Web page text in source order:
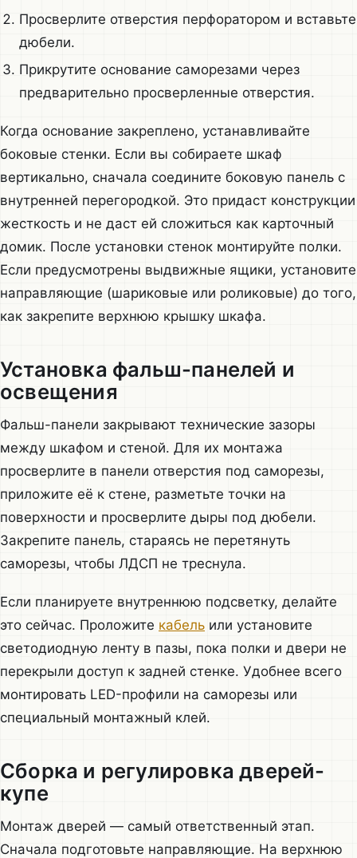
Просверлите отверстия перфоратором и вставьте
дюбели.
Прикрутите основание саморезами через
предварительно просверленные отверстия.
Когда основание закреплено, устанавливайте
боковые стенки. Если вы собираете шкаф
вертикально, сначала соедините боковую панель с
внутренней перегородкой. Это придаст конструкции
жесткость и не даст ей сложиться как карточный
домик. После установки стенок монтируйте полки.
Если предусмотрены выдвижные ящики, установите
направляющие (шариковые или роликовые) до того,
как закрепите верхнюю крышку шкафа.
Установка фальш-панелей и
освещения
Фальш-панели закрывают технические зазоры
между шкафом и стеной. Для их монтажа
просверлите в панели отверстия под саморезы,
приложите её к стене, разметьте точки на
поверхности и просверлите дыры под дюбели.
Закрепите панель, стараясь не перетянуть
саморезы, чтобы ЛДСП не треснула.
Если планируете внутреннюю подсветку, делайте
это сейчас. Проложите кабель или установите
светодиодную ленту в пазы, пока полки и двери не
перекрыли доступ к задней стенке. Удобнее всего
монтировать LED-профили на саморезы или
специальный монтажный клей.
Сборка и регулировка дверей-
купе
Монтаж дверей — самый ответственный этап.
Сначала подготовьте направляющие. На верхнюю